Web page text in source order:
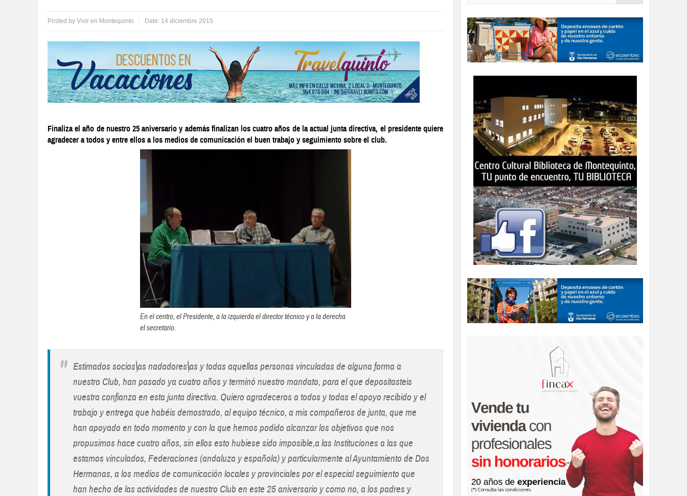
Posted by Vivir en Montequinto Date: 14 diciembre 2015
Finaliza el año de nuestro 25 aniversario y además finalizan los cuatro años de la actual junta directiva, el presidente quiere
agradecer a todos y entre ellos a los medios de comunicación el buen trabajo y seguimiento sobre el club.
En el centro, el Presidente, a la izquierda el director técnico y a la derecha
el secretario.
" Estimados socios\as nadadores\as y todas aquellas personas vinculadas de alguna forma a
nuestro Club, han pasado ya cuatro años y terminó nuestro mandato, para el que depositasteis
vuestra confianza en esta junta directiva. Quiero agradeceros a todos y todas el apoyo recibido y el
trabajo y entrega que habéis demostrado, al equipo técnico, a mis compañeros de junta, que me
han apoyado en todo momento y con la que hemos podido alcanzar los objetivos que nos
propusimos hace cuatro años, sin ellos esto hubiese sido imposible,a las Instituciones a las que
estamos vinculados, Federaciones (andaluza y española) y particularmente al Ayuntamiento de Dos
Hermanas, a los medios de comunicación locales y provinciales por el especial seguimiento que
han hecho de las actividades de nuestro Club en este 25 aniversario y como no, a los padres y